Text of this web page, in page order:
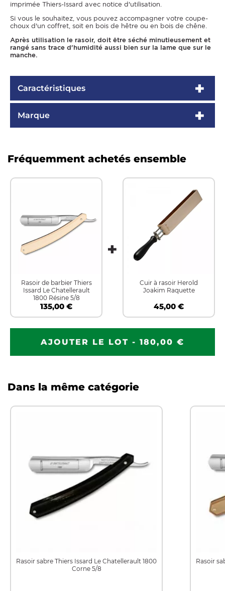
imprimée Thiers-Issard avec notice d'utilisation.
Si vous le souhaitez, vous pouvez accompagner votre coupe-
choux d'un coffret, soit en bois de hêtre ou en bois de chêne.
Après utilisation le rasoir, doit être séché minutieusement et
rangé sans trace d'humidité aussi bien sur la lame que sur le
manche.
Caractéristiques
Marque
Fréquemment achetés ensemble
Rasoir de barbier Thiers
Issard Le Chatellerault
1800 Résine 5/8
135,00 €
Cuir à rasoir Herold
Joakim Raquette
45,00 €
AJOUTER LE LOT - 180,00 €
Dans la même catégorie
Rasoir sabre Thiers Issard Le Chatellerault 1800
Corne 5/8
Rasoir